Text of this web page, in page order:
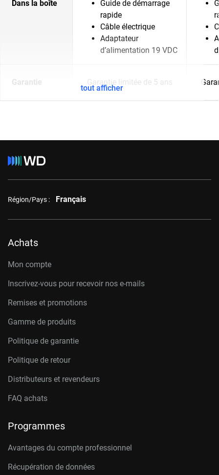
Dans la boîte
Guide de démarrage
rapide
Câble électrique
Adaptateur
d’alimentation 19 VDC
Garantie Garantie limitée de 5 ans
tout afficher
Région/Pays : Français
Achats
Mon compte
Inscrivez-vous pour recevoir nos e-mails
Remises et promotions
Gamme de produits
Politique de garantie
Politique de retour
Distributeurs et revendeurs
FAQ achats
Programmes
Avantages du compte professionnel
Récupération de données